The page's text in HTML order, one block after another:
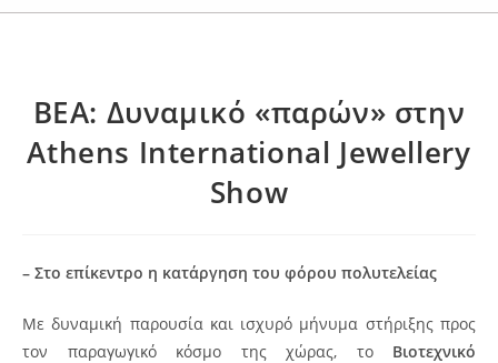
ΒΕΑ: Δυναμικό «παρών» στην
Athens International Jewellery
Show
– Στο επίκεντρο η κατάργηση του φόρου πολυτελείας
Με δυναμική παρουσία και ισχυρό μήνυμα στήριξης προς
τον παραγωγικό κόσμο της χώρας, το Βιοτεχνικό